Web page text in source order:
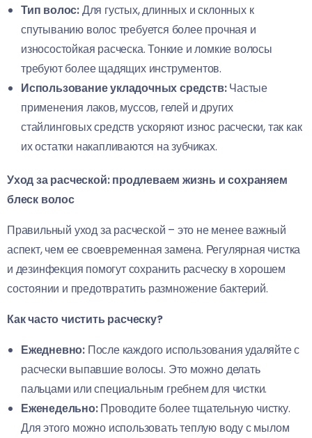
Тип волос:Для густых, длинных и склонных к
спутыванию волос требуется более прочная и
износостойкая расческа. Тонкие и ломкие волосы
требуют более щадящих инструментов.
Использование укладочных средств:Частые
применения лаков, муссов, гелей и других
стайлинговых средств ускоряют износ расчески, так как
их остатки накапливаются на зубчиках.
Уход за расческой: продлеваем жизнь и сохраняем
блеск волос
Правильный уход за расческой – это не менее важный
аспект, чем ее своевременная замена. Регулярная чистка
и дезинфекция помогут сохранить расческу в хорошем
состоянии и предотвратить размножение бактерий.
Как часто чистить расческу?
Ежедневно: После каждого использования удаляйте с
расчески выпавшие волосы. Это можно делать
пальцами или специальным гребнем для чистки.
Еженедельно:Проводите более тщательную чистку.
Для этого можно использовать теплую воду с мылом